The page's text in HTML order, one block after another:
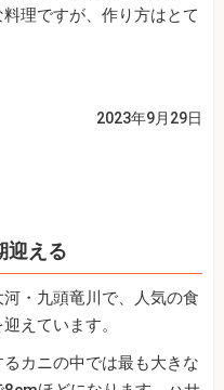
理ですが、作り方はとて
2023年9月29日
迎える
・九頭竜川で、人気の食
えています。
カニの中では最も大きな